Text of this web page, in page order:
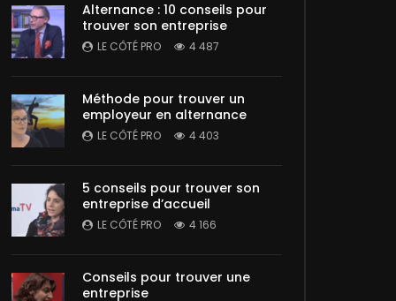
Alternance : 10 conseils pour
trouver son entreprise
LE CÔTÉ PRO 4 487
Méthode pour trouver un
employeur en alternance
LE CÔTÉ PRO 4 403
5 conseils pour trouver son
entreprise d’accueil
LE CÔTÉ PRO 4 166
Conseils pour trouver une
entreprise